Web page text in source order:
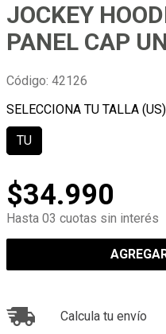
JOCKEY
PANEL CAP
Código: 42126
TU
$34.990
Hasta 03 cuotas sin interés
Calcula tu envío